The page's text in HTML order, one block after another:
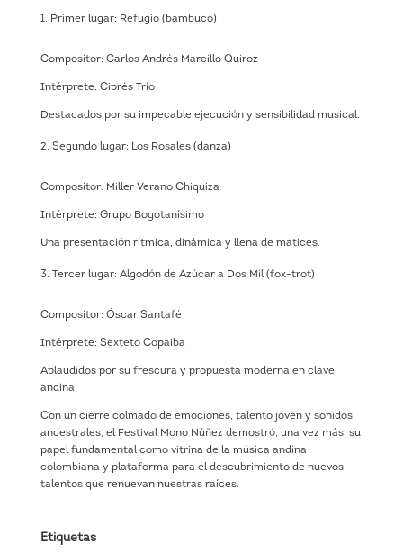
Primer lugar: Refugio (bambuco)
Compositor: Carlos Andrés Marcillo Quiroz
Intérprete: Ciprés Trío
Destacados por su impecable ejecución y sensibilidad musical.
Segundo lugar: Los Rosales (danza)
Compositor: Miller Verano Chiquiza
Intérprete: Grupo Bogotanísimo
Una presentación rítmica, dinámica y llena de matices.
Tercer lugar: Algodón de Azúcar a Dos Mil (fox-trot)
Compositor: Óscar Santafé
Intérprete: Sexteto Copaiba
Aplaudidos por su frescura y propuesta moderna en clave
andina.
Con un cierre colmado de emociones, talento joven y sonidos
ancestrales, el Festival Mono Núñez demostró, una vez más, su
papel fundamental como vitrina de la música andina
colombiana y plataforma para el descubrimiento de nuevos
talentos que renuevan nuestras raíces.
Etiquetas